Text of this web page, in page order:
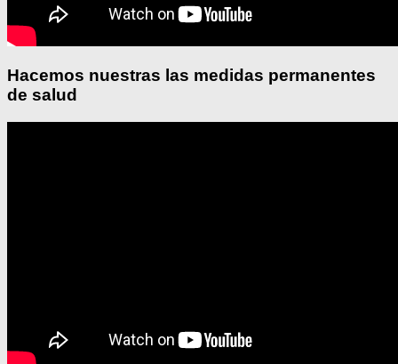
Hacemos nuestras las medidas permanentes
de salud